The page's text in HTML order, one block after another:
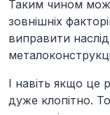
Таким чином
зовнішніх
виправити
І навіть якщо це
дуже клопітно.